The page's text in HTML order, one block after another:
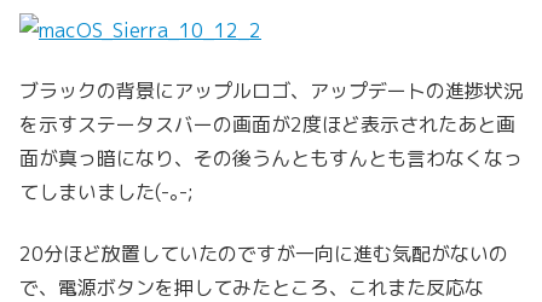
ブラックの背景にアップルロゴ、アップデートの進捗状況
を示すステータスバーの画面が2度ほど表示されたあと画
面が真っ暗になり、その後うんともすんとも言わなくなっ
てしまいました(-｡-;
20分ほど放置していたのですが一向に進む気配がないの
で、電源ボタンを押してみたところ、これまた反応な